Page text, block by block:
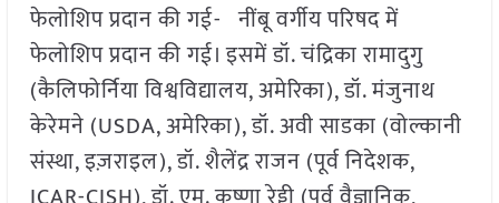
फेलोशिप प्रदान की गई- नींबू वर्गीय परिषद में
फेलोशिप प्रदान की गई। इसमें डॉ. चंद्रिका रामादुगु
(कैलिफोर्निया विश्वविद्यालय, अमेरिका), डॉ. मंजुनाथ
केरेमने (USDA, अमेरिका), डॉ. अवी साडका (वोल्कानी
संस्था, इज़राइल), डॉ. शैलेंद्र राजन (पूर्व निदेशक,